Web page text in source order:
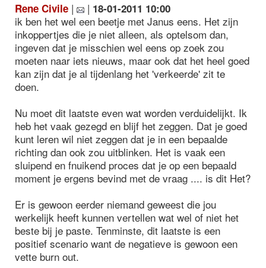
Rene Civile | | 18-01-2011 10:00
ik ben het wel een beetje met Janus eens. Het zijn
inkoppertjes die je niet alleen, als optelsom dan,
ingeven dat je misschien wel eens op zoek zou
moeten naar iets nieuws, maar ook dat het heel goed
kan zijn dat je al tijdenlang het 'verkeerde' zit te
doen.
Nu moet dit laatste even wat worden verduidelijkt. Ik
heb het vaak gezegd en blijf het zeggen. Dat je goed
kunt leren wil niet zeggen dat je in een bepaalde
richting dan ook zou uitblinken. Het is vaak een
sluipend en fnuikend proces dat je op een bepaald
moment je ergens bevind met de vraag .... is dit Het?
Er is gewoon eerder niemand geweest die jou
werkelijk heeft kunnen vertellen wat wel of niet het
beste bij je paste. Tenminste, dit laatste is een
positief scenario want de negatieve is gewoon een
vette burn out.